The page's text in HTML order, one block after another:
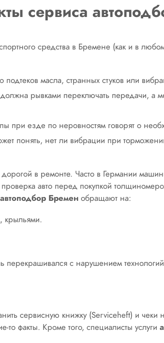
сервиса
средства в Бремене (как и в
масла, странных стуков или
рывками переключать передачи, а
при езде по неровностям говорят о
понять, нет ли вибрации при
дорогой в ремонте. Часто в Германии
авто перед покупкой
автоподбор Бремен обращают на:
крыльями.
перекрашивался с нарушением
сервисную книжку (Serviceheft) и чеки
то факты. Кроме того, специалисты услуги